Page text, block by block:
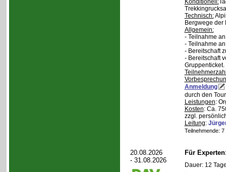
Konditionell:
Technisch:
Bergwege
Allgemein:
- Teilnahme
- Teilnahme
- Bereitschaft
- Bereitschaft
Gruppenticket.
Anmeldung
durch den
Leistungen:
Kosten: Ca.
zzgl.
Leitung:
Teilnehmende:
20.08.2026
- 31.08.2026
Für
Dauer: 12